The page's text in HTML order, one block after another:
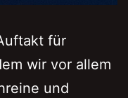
für
wir vor allem
und